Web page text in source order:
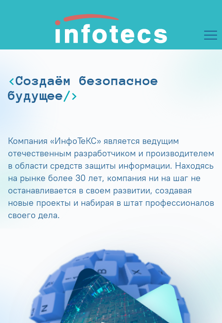
Создаём безопасное
будущее
Компания «ИнфоТеКС» является ведущим
отечественным разработчиком и производителем
в области средств защиты информации. Находясь
на рынке более 30 лет, компания ни на шаг не
останавливается в своем развитии, создавая
новые проекты и набирая в штат профессионалов
своего дела.